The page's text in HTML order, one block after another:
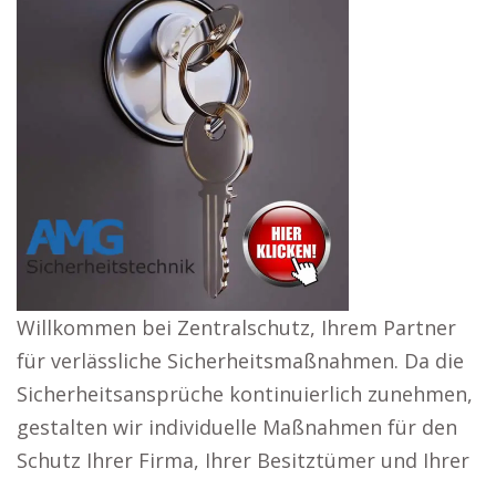
Willkommen bei Zentralschutz, Ihrem Partner
für verlässliche Sicherheitsmaßnahmen. Da die
Sicherheitsansprüche kontinuierlich zunehmen,
gestalten wir individuelle Maßnahmen für den
Schutz Ihrer Firma, Ihrer Besitztümer und Ihrer